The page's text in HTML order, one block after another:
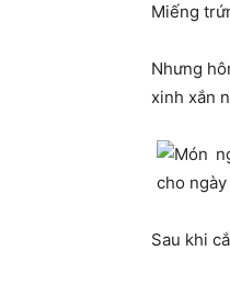
Miếng
Nhưng
xinh xắn
Sau khi